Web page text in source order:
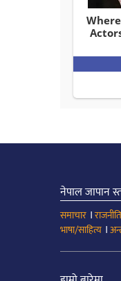
नेपाल जापान
समाचार ।राजनीति
भाषा/साहित्य ।